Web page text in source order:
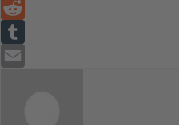
LinkedIn
Reddit
Tumblr